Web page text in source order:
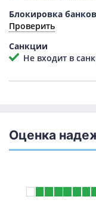
Блокировка
Проверить
Санкции
Не входит в
Оценка